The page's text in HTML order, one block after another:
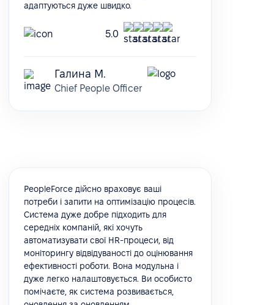
адаптуються дуже швидко.
5.0
Галина М.
Chief People Officer
PeopleForce дійсно враховує ваші
потреби і запити на оптимізацію процесів.
Система дуже добре підходить для
середніх компаній, які хочуть
автоматизувати свої HR-процеси, від
моніторингу відвідуваності до оцінювання
ефективності роботи. Вона модульна і
дуже легко налаштовується. Ви особисто
помічаєте, як система розвивається,